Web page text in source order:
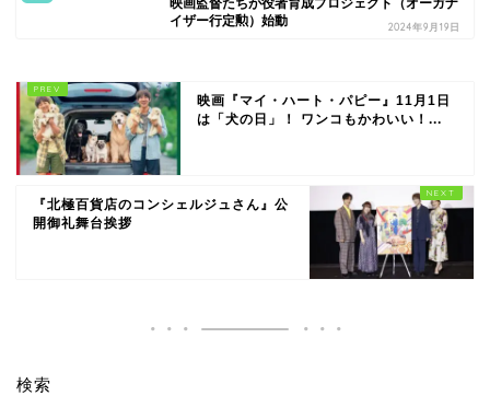
映画監督たちが役者育成プロジェクト（オーガナ
イザー行定勲）始動
2024年9月19日
映画『マイ・ハート・パピー』11月1日
は「犬の日」！ ワンコもかわいい！...
『北極百貨店のコンシェルジュさん』公
開御礼舞台挨拶
検索